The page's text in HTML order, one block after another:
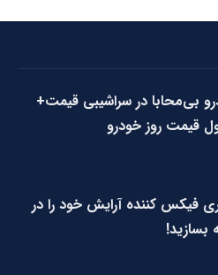
بی‌محابا در سراشیبی قیمت+
قیمت روز خودرو
فیکس کننده آرایش خود را در
بسازید!